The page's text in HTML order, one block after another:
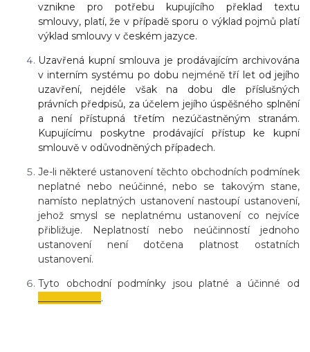
vznikne pro potřebu kupujícího překlad textu
smlouvy, platí, že v případě sporu o výklad pojmů platí
výklad smlouvy v českém jazyce.
Uzavřená kupní smlouva je prodávajícím archivována
v interním systému po dobu nejméně tří let od jejího
uzavření, nejdéle však na dobu dle příslušných
právních předpisů, za účelem jejího úspěšného splnění
a není přístupná třetím nezúčastněným stranám.
Kupujícímu poskytne prodávající přístup ke kupní
smlouvě v odůvodněných případech.
Je-li některé ustanovení těchto obchodních podmínek
neplatné nebo neúčinné, nebo se takovým stane,
namísto neplatných ustanovení nastoupí ustanovení,
jehož smysl se neplatnému ustanovení co nejvíce
přibližuje. Neplatností nebo neúčinností jednoho
ustanovení není dotčena platnost ostatních
ustanovení.
Tyto obchodní podmínky jsou platné a účinné od
.